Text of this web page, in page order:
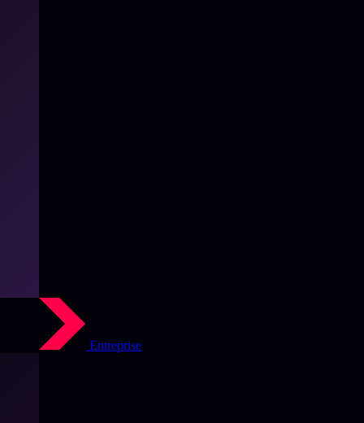
Entreprise